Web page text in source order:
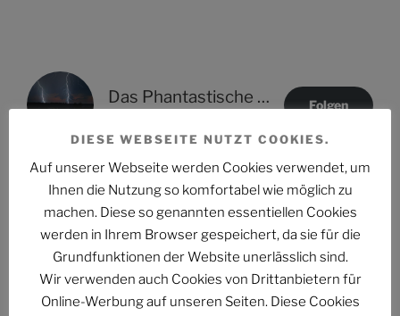
Das Phantastische Projekt - PHAN.PRO Folgen
NEUESTE ARTIKEL
PHANTUM NOVA Nr. 002: Der auch noch? Ein Mann
erzählt, was Frauen schon wissen im Zug der Causa
Collien Fernandes
DIESE WEBSEITE NUTZT COOKIES.
Auf unserer Webseite werden Cookies verwendet, um
Ihnen die Nutzung so komfortabel wie möglich zu
machen. Diese so genannten essentiellen Cookies
werden in Ihrem Browser gespeichert, da sie für die
Grundfunktionen der Website unerlässlich sind.
Wir verwenden auch Cookies von Drittanbietern für
Online-Werbung auf unseren Seiten. Diese Cookies